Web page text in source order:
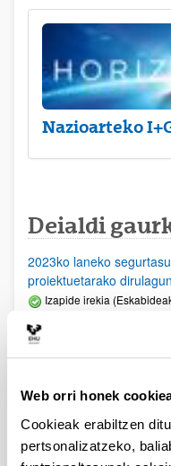
Web orri honek
Cookieak erabiltzen
pertsonalizatzeko,
Nazioarteko
Deialdi
2023ko laneko
proiektuetarako
Izapide irekia
PIFG23/04:
PIFG22/71: “Prehistoria”
Aurkezteko epea itxita: